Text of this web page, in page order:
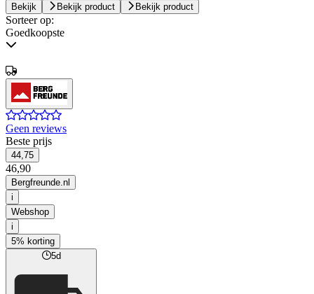
Bekijk Bekijk product Bekijk product
Sorteer op:
Goedkoopste
Geen reviews
Beste prijs
44,75
46,90
Bergfreunde.nl
i
Webshop
i
5% korting
5d